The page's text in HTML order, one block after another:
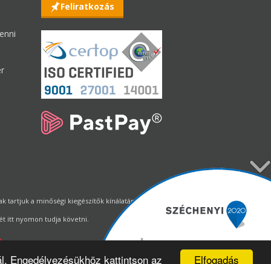
Elfogadás
Engedélyezésükhöz kattintson az
Feliratkozás
a minőségi kiegészítők kínálatának állandó biztosítását.
itt nyomon tudja követni.